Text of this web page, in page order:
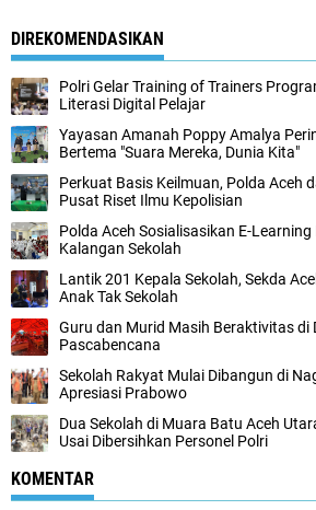
DIREKOMENDASIKAN
Polri Gelar Training of Trainers
Literasi Digital Pelajar
Yayasan Amanah Poppy Amalya
Bertema "Suara Mereka, Dunia Kita"
Perkuat Basis Keilmuan, Polda Aceh
Pusat Riset Ilmu Kepolisian
Polda Aceh Sosialisasikan E-
Kalangan Sekolah
Lantik 201 Kepala Sekolah, Sekda
Anak Tak Sekolah
Guru dan Murid Masih Beraktivitas di
Pascabencana
Sekolah Rakyat Mulai Dibangun di
Apresiasi Prabowo
Dua Sekolah di Muara Batu Aceh
Usai Dibersihkan Personel Polri
KOMENTAR